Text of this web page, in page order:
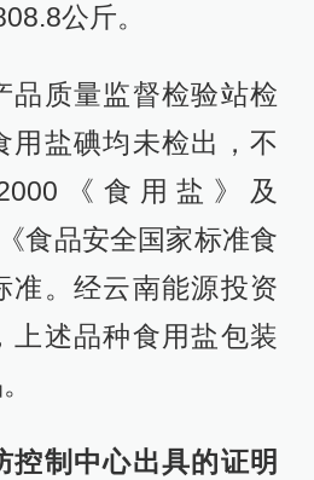
公斤。
品质量监督检验站检
用盐碘均未检出，不
《食用盐》及
食品安全国家标准食
准。经云南能源投资
上述品种食用盐包装
控制中心出具的证明